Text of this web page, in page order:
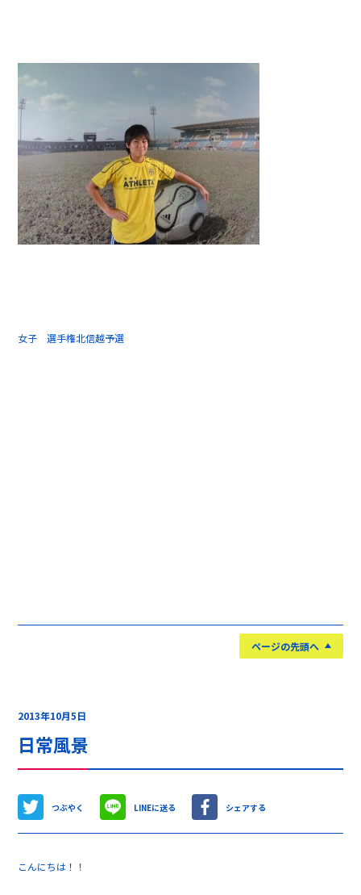
女子 選手権北信越予選
ページの先頭へ
2013年10月5日
日常風景
つぶやく LINEに送る シェアする
こんにちは！！